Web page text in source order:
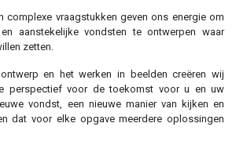
complexe vraagstukken geven ons energie om
aanstekelijke vondsten te ontwerpen waar
zetten.
en het werken in beelden creëren wij
perspectief voor de toekomst voor u en uw
vondst, een nieuwe manier van kijken en
dat voor elke opgave meerdere oplossingen